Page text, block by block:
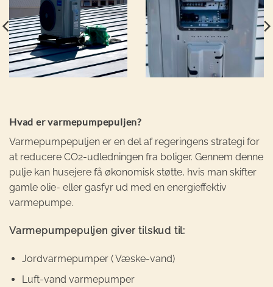
Hvad er varmepumpepuljen?
Varmepumpepuljen er en del af regeringens strategi for
at reducere CO2-udledningen fra boliger. Gennem denne
pulje kan husejere få økonomisk støtte, hvis man skifter
gamle olie- eller gasfyr ud med en energieffektiv
varmepumpe.
Varmepumpepuljen giver tilskud til:
Jordvarmepumper ( Væske-vand)
Luft-vand varmepumper